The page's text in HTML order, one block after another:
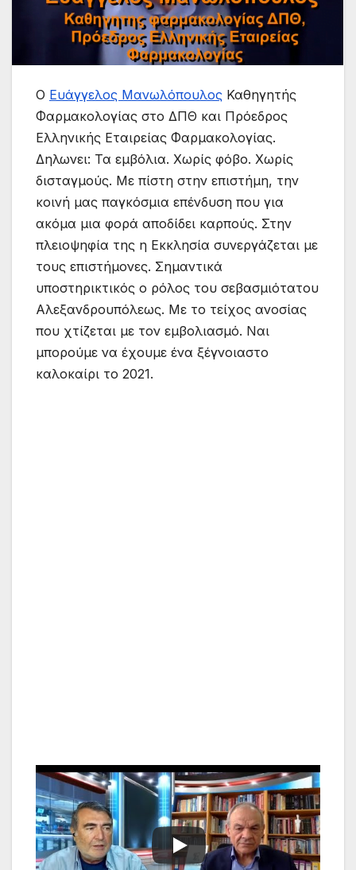
Ο Ευάγγελος Μανωλόπουλος Καθηγητής
Φαρμακολογίας στο ΔΠΘ και Πρόεδρος
Ελληνικής Εταιρείας Φαρμακολογίας.
Δηλωνει: Τα εμβόλια. Χωρίς φόβο. Χωρίς
δισταγμούς. Με πίστη στην επιστήμη, την
κοινή μας παγκόσμια επένδυση που για
ακόμα μια φορά αποδίδει καρπούς. Στην
πλειοψηφία της η Εκκλησία συνεργάζεται με
τους επιστήμονες. Σημαντικά
υποστηρικτικός ο ρόλος του σεβασμιότατου
Αλεξανδρουπόλεως. Με το τείχος ανοσίας
που χτίζεται με τον εμβολιασμό. Ναι
μπορούμε να έχουμε ένα ξέγνοιαστο
καλοκαίρι το 2021.